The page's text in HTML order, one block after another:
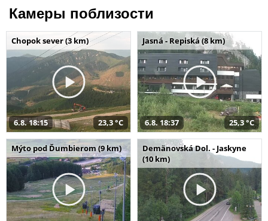
Камеры поблизости
Chopok sever (3 km)
6.8. 18:15 23,3 °C
Jasná - Repiská (8 km)
6.8. 18:37 25,3 °C
Mýto pod Ďumbierom (9 km)
Demänovská Dol. - Jaskyne
(10 km)